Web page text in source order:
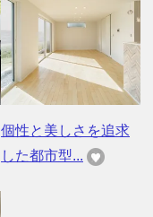
個性と美しさを追求
した都市型...